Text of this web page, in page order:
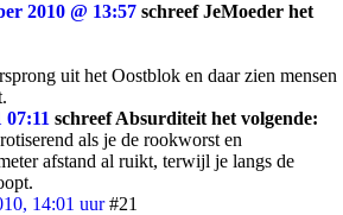
2010 @ 13:57 schreef JeMoeder het
uit het Oostblok en daar zien mensen
07:11 schreef Absurditeit het volgende:
als je de rookworst en
afstand al ruikt, terwijl je langs de
14:01 uur #21